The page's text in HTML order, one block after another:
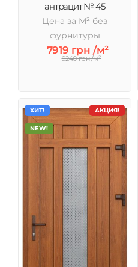
антрацит № 45
Цена за М² без
фурнитуры
7919 грн /м²
9240 грн /м²
АКЦИЯ!
ХИТ!
NEW!